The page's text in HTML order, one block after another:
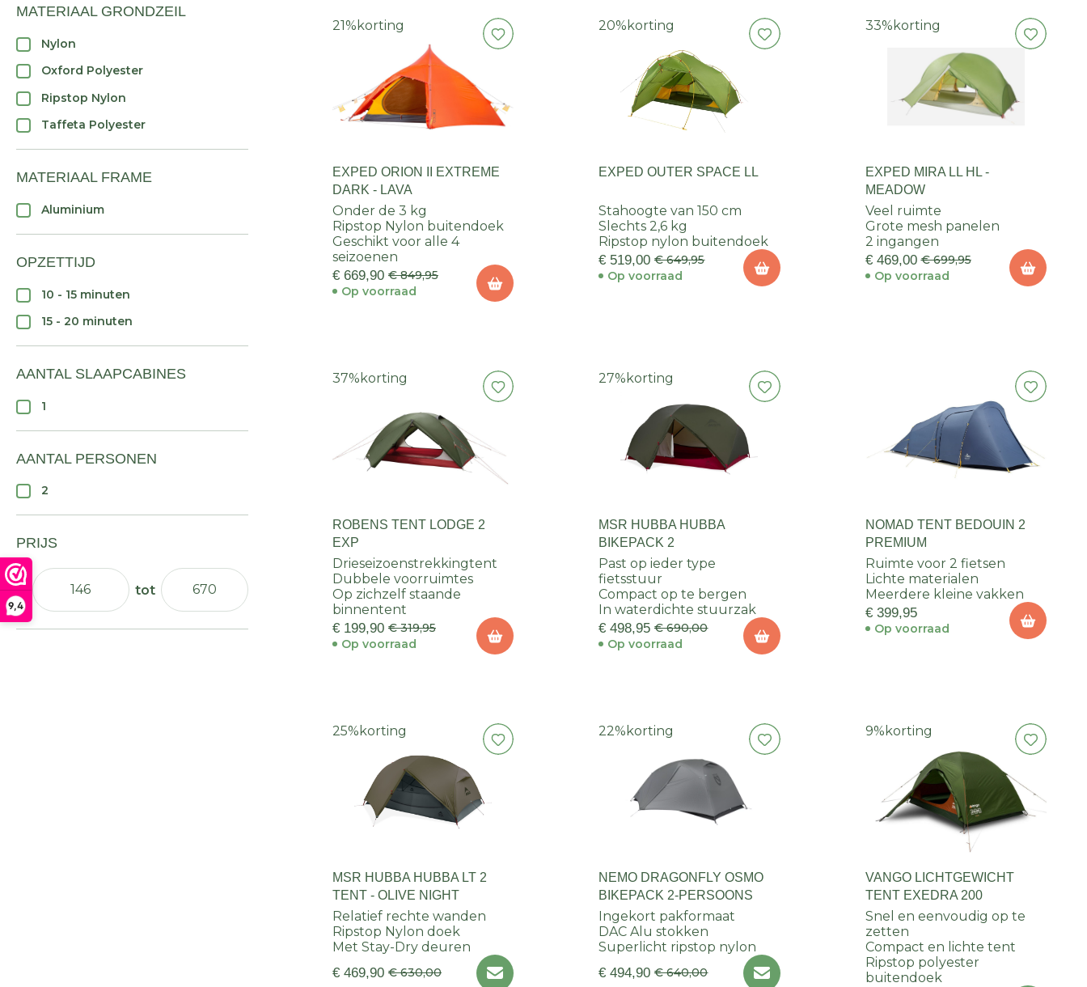
9,4
MATERIAAL GRONDZEIL
Nylon
Oxford Polyester
Ripstop Nylon
Taffeta Polyester
MATERIAAL FRAME
Aluminium
OPZETTIJD
10 - 15 minuten
15 - 20 minuten
AANTAL SLAAPCABINES
1
AANTAL PERSONEN
2
PRIJS
21% korting
EXPED ORION II EXTREME
DARK - LAVA
Onder de 3 kg
Ripstop Nylon buitendoek
Geschikt voor alle 4
seizoenen
€ 669,90 € 849,95
Op voorraad
20% korting
EXPED OUTER SPACE LL
Stahoogte van 150 cm
Slechts 2,6 kg
Ripstop nylon buitendoek
€ 519,00 € 649,95
Op voorraad
33% korting
EXPED MIRA LL HL -
MEADOW
Veel ruimte
Grote mesh panelen
2 ingangen
€ 469,00 € 699,95
Op voorraad
37% korting
ROBENS TENT LODGE 2
EXP
Drieseizoenstrekkingtent
Dubbele voorruimtes
Op zichzelf staande
binnentent
€ 199,90 € 319,95
Op voorraad
27% korting
MSR HUBBA HUBBA
BIKEPACK 2
Past op ieder type
fietsstuur
Compact op te bergen
In waterdichte stuurzak
€ 498,95 € 690,00
Op voorraad
NOMAD TENT BEDOUIN 2
PREMIUM
Ruimte voor 2 fietsen
Lichte materialen
Meerdere kleine vakken
€ 399,95
Op voorraad
25% korting
MSR HUBBA HUBBA LT 2
TENT - OLIVE NIGHT
Relatief rechte wanden
Ripstop Nylon doek
Met Stay-Dry deuren
€ 469,90 € 630,00
22% korting
NEMO DRAGONFLY OSMO
BIKEPACK 2-PERSOONS
Ingekort pakformaat
DAC Alu stokken
Superlicht ripstop nylon
€ 494,90 € 640,00
9% korting
VANGO LICHTGEWICHT
TENT EXEDRA 200
Snel en eenvoudig op te
zetten
Compact en lichte tent
Ripstop polyester
buitendoek